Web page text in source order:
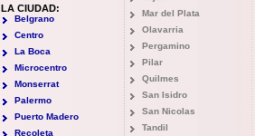
LA CIUDAD:
Belgrano
Centro
La Boca
Microcentro
Monserrat
Palermo
Puerto Madero
Recoleta
Mar del Plata
Olavarria
Pergamino
Pilar
Quilmes
San Isidro
San Nicolas
Tandil